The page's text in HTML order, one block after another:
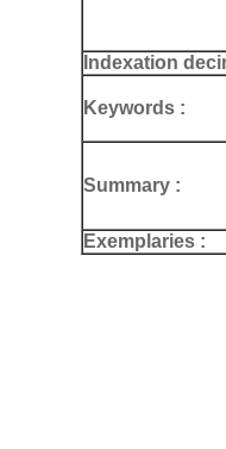
Indexation
Keywords :
Summary :
Exemplaries :